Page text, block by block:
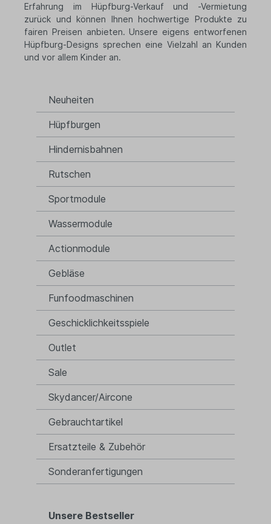
Erfahrung im Hüpfburg-Verkauf und -Vermietung
zurück und können Ihnen hochwertige Produkte zu
fairen Preisen anbieten. Unsere eigens entworfenen
Hüpfburg-Designs sprechen eine Vielzahl an Kunden
und vor allem Kinder an.
Neuheiten
Hüpfburgen
Hindernisbahnen
Rutschen
Sportmodule
Wassermodule
Actionmodule
Gebläse
Funfoodmaschinen
Geschicklichkeitsspiele
Outlet
Sale
Skydancer/Aircone
Gebrauchtartikel
Ersatzteile & Zubehör
Sonderanfertigungen
Unsere Bestseller